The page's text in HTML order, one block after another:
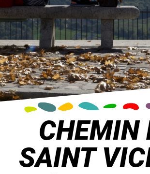
CHEMIN
SAINT